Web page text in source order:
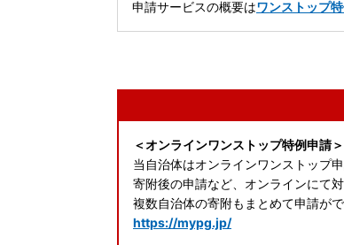
申請サービスの概要はワンストップ
＜オンラインワンストップ特例申請＞
当自治体はオンラインワンストップ
寄附後の申請など、オンラインにて対
複数自治体の寄附もまとめて申請が
https://mypg.jp/